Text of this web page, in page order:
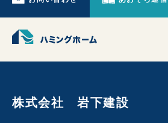
株式会社 岩下建設